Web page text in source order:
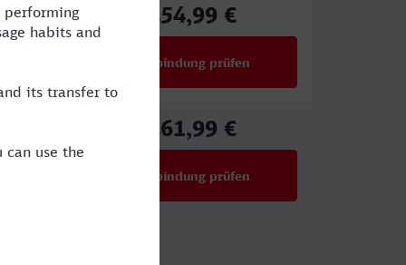
ab54,99 €
Verbindung prüfen
ab61,99 €
Verbindung prüfen